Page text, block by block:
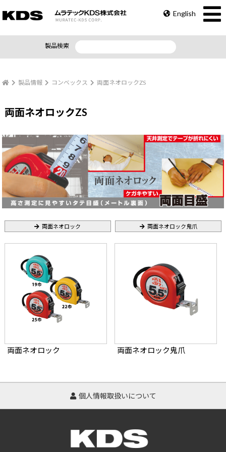
English
製品検索
製品情報 コンベックス 両面ネオロックZS
両面ネオロックZS
両面ネオロック 両面ネオロック鬼爪
両面ネオロック 両面ネオロック鬼爪
個人情報取扱いについて